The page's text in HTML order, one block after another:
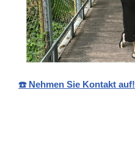
☎️ Nehmen Sie Kontakt auf!